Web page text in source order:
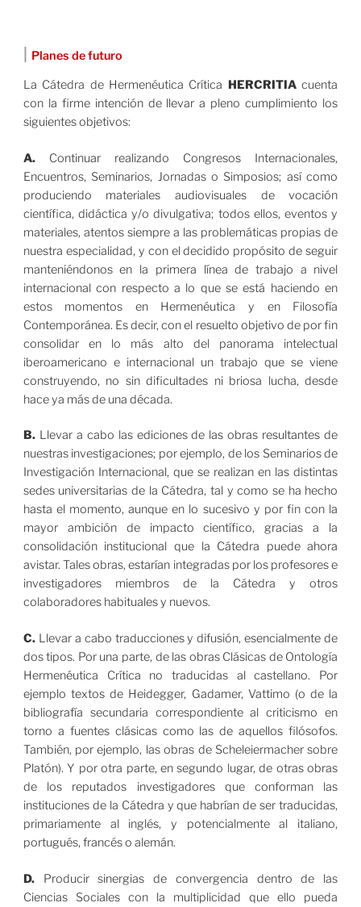
Planes de futuro
La Cátedra de Hermenéutica Crítica HERCRITIAcuenta
con la firme intención de llevar a pleno cumplimiento los
siguientes objetivos:
A.Continuar realizando Congresos Internacionales,
Encuentros, Seminarios, Jornadas o Simposios; así como
produciendo materiales audiovisuales de vocación
científica, didáctica y/o divulgativa; todos ellos, eventos y
materiales, atentos siempre a las problemáticas propias de
nuestra especialidad, y con el decidido propósito de seguir
manteniéndonos en la primera línea de trabajo a nivel
internacional con respecto a lo que se está haciendo en
estos momentos en Hermenéutica y en Filosofía
Contemporánea. Es decir, con el resuelto objetivo de por fin
consolidar en lo más alto del panorama intelectual
iberoamericano e internacional un trabajo que se viene
construyendo, no sin dificultades ni briosa lucha, desde
hace ya más de una década.
B.Llevar a cabo las ediciones de las obras resultantes de
nuestras investigaciones; por ejemplo, de los Seminarios de
Investigación Internacional, que se realizan en las distintas
sedes universitarias de la Cátedra, tal y como se ha hecho
hasta el momento, aunque en lo sucesivo y por fin con la
mayor ambición de impacto científico, gracias a la
consolidación institucional que la Cátedra puede ahora
avistar. Tales obras, estarían integradas por los profesores e
investigadores miembros de la Cátedra y otros
colaboradores habituales y nuevos.
C.Llevar a cabo traducciones y difusión, esencialmente de
dos tipos. Por una parte, de las obras Clásicas de Ontología
Hermenéutica Crítica no traducidas al castellano. Por
ejemplo textos de Heidegger, Gadamer, Vattimo (o de la
bibliografía secundaria correspondiente al criticismo en
torno a fuentes clásicas como las de aquellos filósofos.
También, por ejemplo, las obras de Scheleiermacher sobre
Platón). Y por otra parte, en segundo lugar, de otras obras
de los reputados investigadores que conforman las
instituciones de la Cátedra y que habrían de ser traducidas,
primariamente al inglés, y potencialmente al italiano,
portugués, francés o alemán.
D.Producir sinergias de convergencia dentro de las
Ciencias Sociales con la multiplicidad que ello pueda